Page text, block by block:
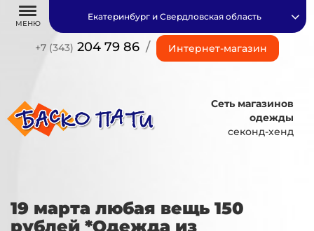
МЕНЮ
+7 (343) 204 79 86 / Интернет-магазин
Екатеринбург и Свердловская область
Сеть магазинов
одежды
секонд-хенд
19 марта любая вещь 150
рублей *Одежда из